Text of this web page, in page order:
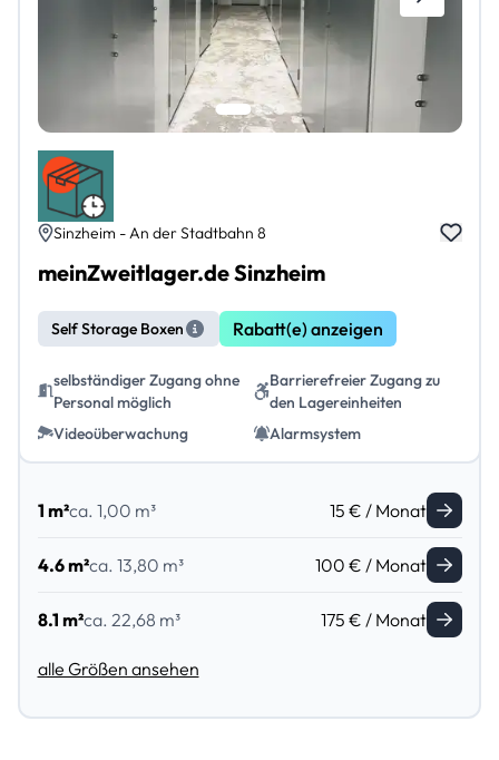
Sinzheim - An der Stadtbahn 8
meinZweitlager.de Sinzheim
Self Storage Boxen Rabatt(e) anzeigen
selbständiger Zugang ohne
Personal möglich
Barrierefreier Zugang zu
den Lagereinheiten
Videoüberwachung
Alarmsystem
1 m²ca. 1,00 m³ 15 € / Monat
4.6 m²ca. 13,80 m³ 100 € / Monat
8.1 m²ca. 22,68 m³ 175 € / Monat
alle Größen ansehen